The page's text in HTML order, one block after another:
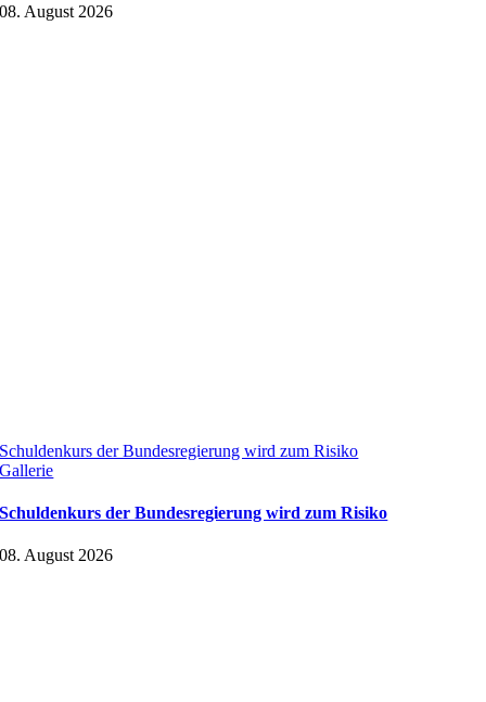
08. August 2026
Schuldenkurs der Bundesregierung wird zum Risiko
Gallerie
Schuldenkurs der Bundesregierung wird zum Risiko
08. August 2026